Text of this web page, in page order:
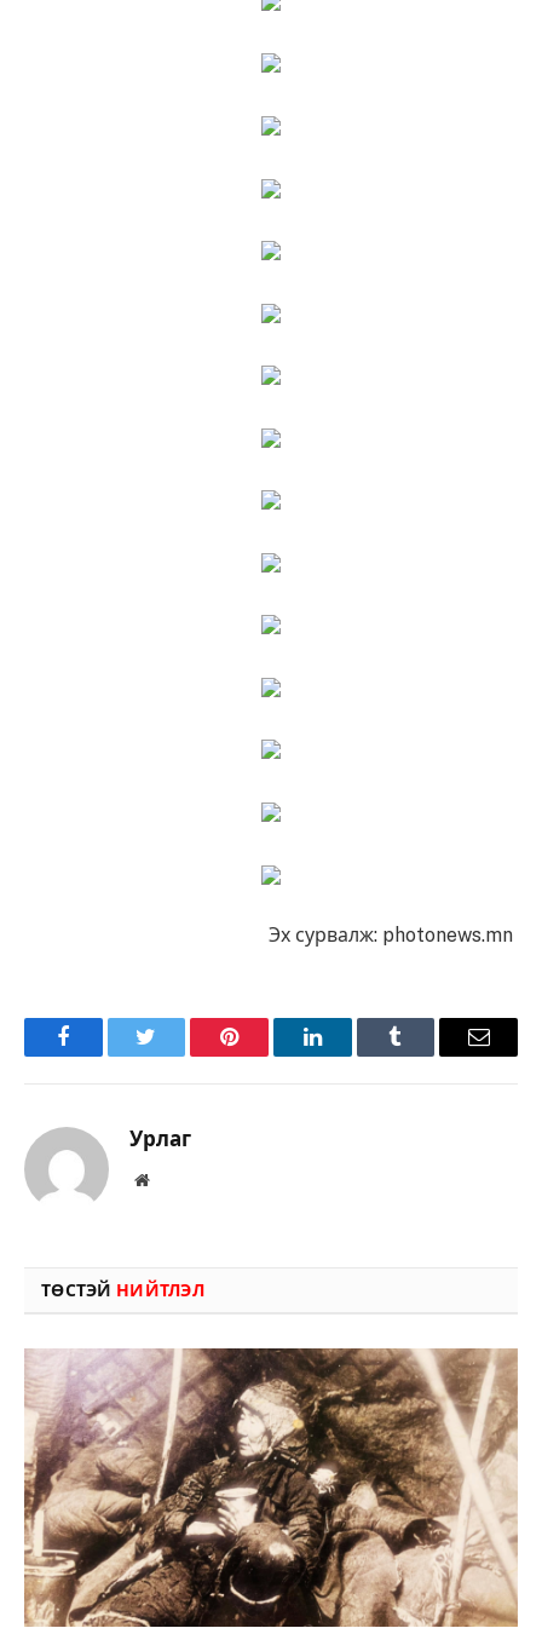
Эх сурвалж: photonews.mn
FacebookTwitter Pinterest LinkedInTumblr Имэйл
Урлаг
Вэбсайт
ТӨСТЭЙ НИЙТЛЭЛ